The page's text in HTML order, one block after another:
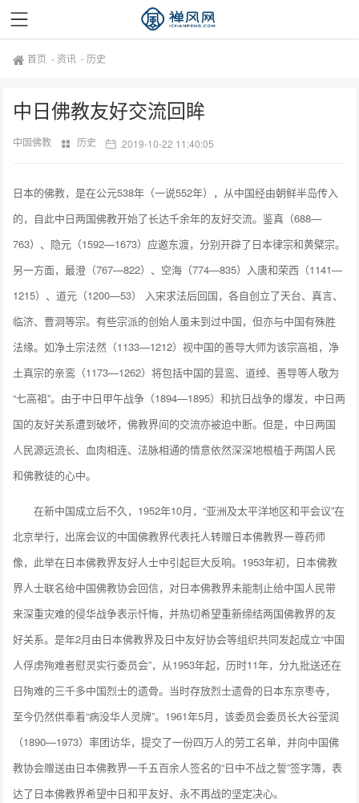
首页 - 资讯 - 历史
中日佛教友好交流回眸
中国佛教 历史 2019-10-22 11:40:05
日本的佛教，是在公元538年（一说552年），从中国经由朝鲜半岛传入
的，自此中日两国佛教开始了长达千余年的友好交流。鉴真（688—
763）、隐元（1592—1673）应邀东渡，分别开辟了日本律宗和黄檗宗。
另一方面，最澄（767—822）、空海（774—835）入唐和荣西（1141—
1215）、道元（1200—53） 入宋求法后回国，各自创立了天台、真言、
临济、曹洞等宗。有些宗派的创始人虽未到过中国，但亦与中国有殊胜
法缘。如净土宗法然（1133—1212）视中国的善导大师为该宗高祖，净
土真宗的亲鸾（1173—1262）将包括中国的昙鸾、道绰、善导等人敬为
“七高祖”。由于中日甲午战争（1894—1895）和抗日战争的爆发，中日两
国的友好关系遭到破坏，佛教界间的交流亦被迫中断。但是，中日两国
人民源远流长、血肉相连、法脉相通的情意依然深深地根植于两国人民
和佛教徒的心中。
在新中国成立后不久，1952年10月，“亚洲及太平洋地区和平会议”在
北京举行，出席会议的中国佛教界代表托人转赠日本佛教界一尊药师
像，此举在日本佛教界友好人士中引起巨大反响。1953年初，日本佛教
界人士联名给中国佛教协会回信，对日本佛教界未能制止给中国人民带
来深重灾难的侵华战争表示忏悔，并热切希望重新缔结两国佛教界的友
好关系。是年2月由日本佛教界及日中友好协会等组织共同发起成立“中国
人俘虏殉难者慰灵实行委员会”，从1953年起，历时11年，分九批送还在
日殉难的三千多中国烈士的遗骨。当时存放烈士遗骨的日本东京枣寺，
至今仍然供奉着“病没华人灵牌”。1961年5月，该委员会委员长大谷莹润
（1890—1973）率团访华，提交了一份四万人的劳工名单，并向中国佛
教协会赠送由日本佛教界一千五百余人签名的“日中不战之誓”签字簿，表
达了日本佛教界希望中日和平友好、永不再战的坚定决心。